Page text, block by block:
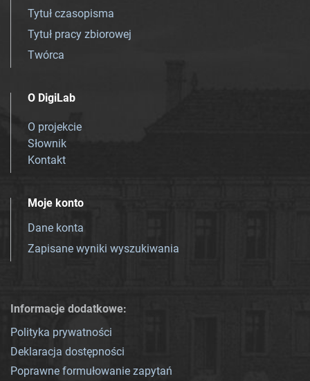
Tytuł czasopisma
Tytuł pracy zbiorowej
Twórca
O DigiLab
O projekcie
Słownik
Kontakt
Moje konto
Dane konta
Zapisane wyniki wyszukiwania
Informacje dodatkowe:
Polityka prywatności
Deklaracja dostępności
Poprawne formułowanie zapytań